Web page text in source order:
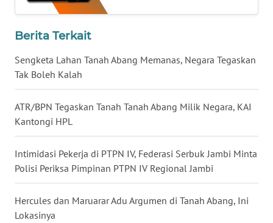
Berita Terkait
Sengketa Lahan Tanah Abang Memanas, Negara Tegaskan
Tak Boleh Kalah
ATR/BPN Tegaskan Tanah Tanah Abang Milik Negara, KAI
Kantongi HPL
Intimidasi Pekerja di PTPN IV, Federasi Serbuk Jambi Minta
Polisi Periksa Pimpinan PTPN IV Regional Jambi
Hercules dan Maruarar Adu Argumen di Tanah Abang, Ini
Lokasinya
WN
WN
SUMSEL
WN
BENGKULU
WN
LAMPUNG
JATENG